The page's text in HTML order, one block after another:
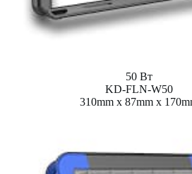
50 Вт
KD-FLN-W50
310mm x 87mm x